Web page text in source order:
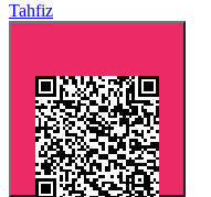
Tahfiz